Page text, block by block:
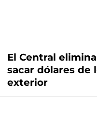
El Central
sacar dólares de
exterior